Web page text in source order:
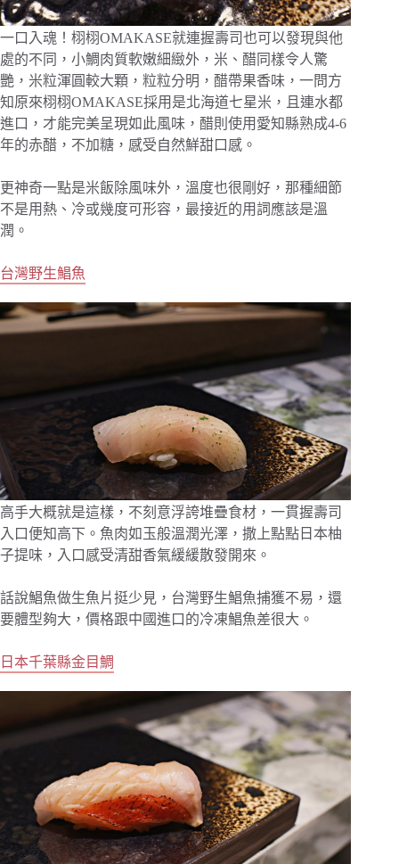
一口入魂！栩栩OMAKASE就連握壽司也可以發現與他
處的不同，小鯛肉質軟嫩細緻外，米、醋同樣令人驚
艷，米粒渾圓較大顆，粒粒分明，醋帶果香味，一問方
知原來栩栩OMAKASE採用是北海道七星米，且連水都
進口，才能完美呈現如此風味，醋則使用愛知縣熟成4-6
年的赤醋，不加糖，感受自然鮮甜口感。
更神奇一點是米飯除風味外，溫度也很剛好，那種細節
不是用熱、冷或幾度可形容，最接近的用詞應該是溫
潤。
台灣野生鯧魚
高手大概就是這樣，不刻意浮誇堆疊食材，一貫握壽司
入口便知高下。魚肉如玉般溫潤光澤，撒上點點日本柚
子提味，入口感受清甜香氣緩緩散發開來。
話說鯧魚做生魚片挺少見，台灣野生鯧魚捕獲不易，還
要體型夠大，價格跟中國進口的冷凍鯧魚差很大。
日本千葉縣金目鯛